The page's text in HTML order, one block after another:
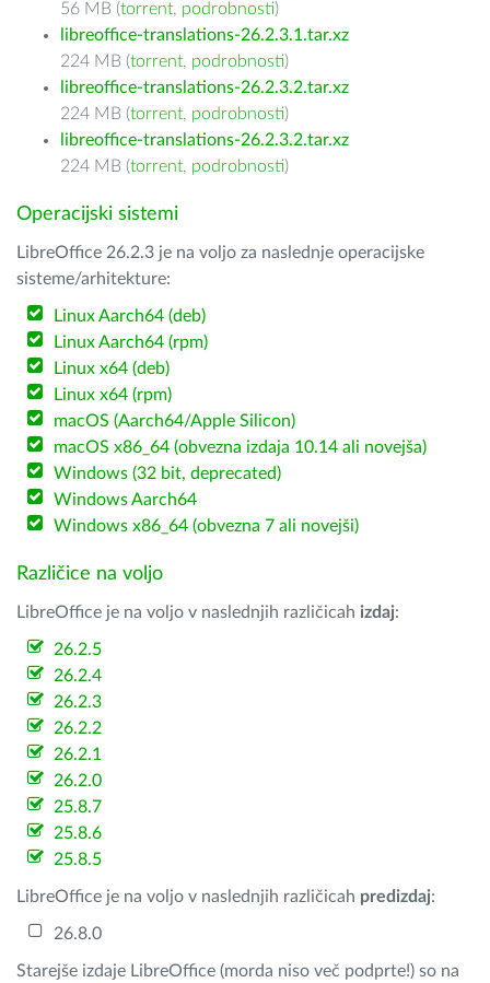
56 MB (torrent, podrobnosti)
libreoffice-translations-26.2.3.1.tar.xz
224 MB (torrent, podrobnosti)
libreoffice-translations-26.2.3.2.tar.xz
224 MB (torrent, podrobnosti)
libreoffice-translations-26.2.3.2.tar.xz
224 MB (torrent, podrobnosti)
Operacijski sistemi
LibreOffice 26.2.3 je na voljo za naslednje operacijske
sisteme/arhitekture:
Linux Aarch64 (deb)
Linux Aarch64 (rpm)
Linux x64 (deb)
Linux x64 (rpm)
macOS (Aarch64/Apple Silicon)
macOS x86_64 (obvezna izdaja 10.14 ali novejša)
Windows (32 bit, deprecated)
Windows Aarch64
Windows x86_64 (obvezna 7 ali novejši)
Različice na voljo
LibreOffice je na voljo v naslednjih različicah izdaj:
26.2.5
26.2.4
26.2.3
26.2.2
26.2.1
26.2.0
25.8.7
25.8.6
25.8.5
LibreOffice je na voljo v naslednjih različicah predizdaj:
26.8.0
Starejše izdaje LibreOffice (morda niso več podprte!) so na